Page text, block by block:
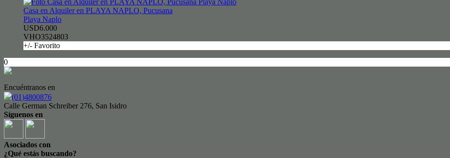
Casa en Alquiler en PLAYA NAPLO, Pucusana
Playa Naplo
USD6.000
VHO3524803
+/- Favorito
0
Encuéntranos en
(01)4800876
Calle German Schreiber 276, San Isidro
Síguenos en
Asociados con
¿Qué estás buscando?